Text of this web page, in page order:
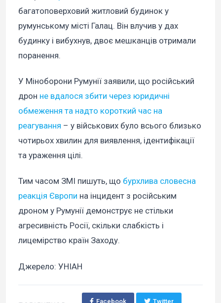
багатоповерховий житловий будинок у
румунському місті Галац. Він влучив у дах
будинку і вибухнув, двоє мешканців отримали
поранення.
У Міноборони Румунії заявили, що російський
дрон не вдалося збити через юридичні
обмеження та надто короткий час на
реагування – у військових було всього близько
чотирьох хвилин для виявлення, ідентифікації
та ураження цілі.
Тим часом ЗМІ пишуть, що бурхлива словесна
реакція Європи на інцидент з російським
дроном у Румунії демонструє не стільки
агресивність Росії, скільки слабкість і
лицемірство країн Заходу.
Джерело: УНІАН
Facebook Twitter